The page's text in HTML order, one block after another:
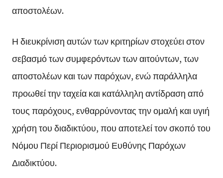
αποστολέων.
Η διευκρίνιση αυτών των κριτηρίων στοχεύει στον
σεβασμό των συμφερόντων των αιτούντων, των
αποστολέων και των παρόχων, ενώ παράλληλα
προωθεί την ταχεία και κατάλληλη αντίδραση από
τους παρόχους, ενθαρρύνοντας την ομαλή και υγιή
χρήση του διαδικτύου, που αποτελεί τον σκοπό του
Νόμου Περί Περιορισμού Ευθύνης Παρόχων
Διαδικτύου.